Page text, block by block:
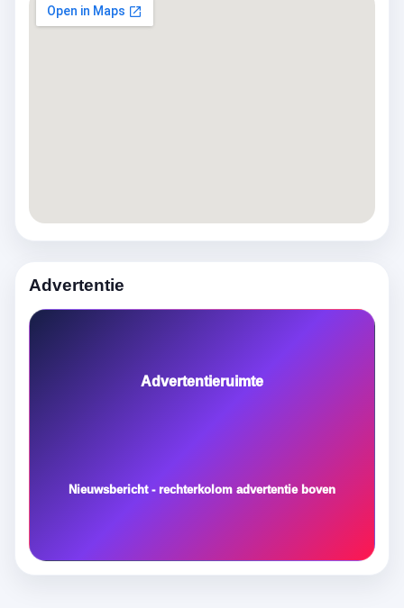
Advertentie
Advertentieruimte
Nieuwsbericht - rechterkolom advertentie boven